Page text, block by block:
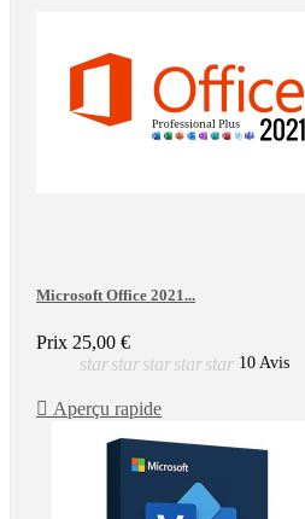
Microsoft Office 2021...
Prix 25,00 €
starstarstarstarstar 10 Avis
 Aperçu rapide